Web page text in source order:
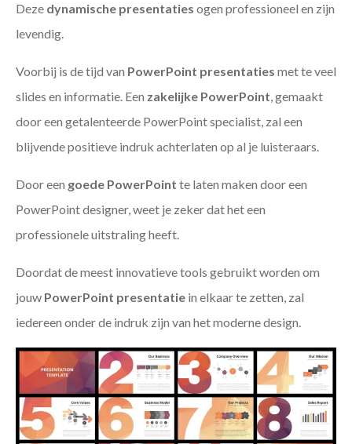
Deze dynamische presentaties ogen professioneel en zijn
levendig.
Voorbij is de tijd van PowerPoint presentaties met te veel
slides en informatie. Een zakelijke PowerPoint, gemaakt
door een getalenteerde PowerPoint specialist, zal een
blijvende positieve indruk achterlaten op al je luisteraars.
Door een goede PowerPoint te laten maken door een
PowerPoint designer, weet je zeker dat het een
professionele uitstraling heeft.
Doordat de meest innovatieve tools gebruikt worden om
jouw PowerPoint presentatie in elkaar te zetten, zal
iedereen onder de indruk zijn van het moderne design.